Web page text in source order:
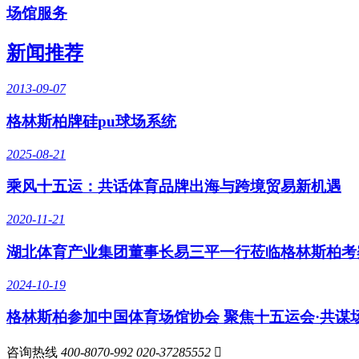
场馆服务
新闻推荐
2013-09-07
格林斯柏牌硅pu球场系统
2025-08-21
乘风十五运：共话体育品牌出海与跨境贸易新机遇
2020-11-21
湖北体育产业集团董事长易三平一行莅临格林斯柏
2024-10-19
格林斯柏参加中国体育场馆协会 聚焦十五运会·共谋
咨询热线 400-8070-992 020-37285552 